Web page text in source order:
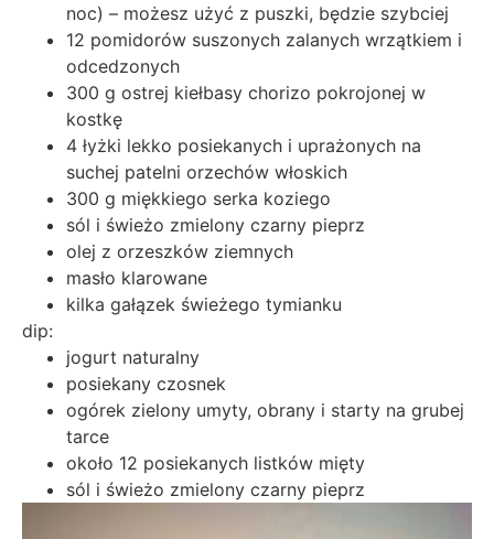
noc) – możesz użyć z puszki, będzie szybciej
12 pomidorów suszonych zalanych wrzątkiem i
odcedzonych
300 g ostrej kiełbasy chorizo pokrojonej w
kostkę
4 łyżki lekko posiekanych i uprażonych na
suchej patelni orzechów włoskich
300 g miękkiego serka koziego
sól i świeżo zmielony czarny pieprz
olej z orzeszków ziemnych
masło klarowane
kilka gałązek świeżego tymianku
dip:
jogurt naturalny
posiekany czosnek
ogórek zielony umyty, obrany i starty na grubej
tarce
około 12 posiekanych listków mięty
sól i świeżo zmielony czarny pieprz